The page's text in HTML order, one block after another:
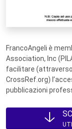
FrancoAngeli è
Association, Inc
facilitare
CrossRef.org)
pubblicazioni